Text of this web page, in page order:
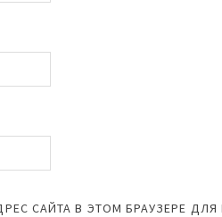
САЙТА В ЭТОМ БРАУЗЕРЕ